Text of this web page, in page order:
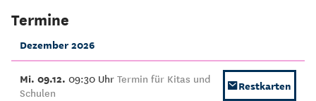
Termine
Dezember 2026
Mi. 09.12. 09:30 UhrTermin für Kitas und
Schulen
Restkarten